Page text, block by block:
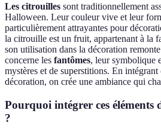
Les citrouilles sont traditionnellement
Halloween. Leur couleur vive et leur
particulièrement attrayantes pour
la citrouille est un fruit, appartenant à la
son utilisation dans la décoration
concerne les fantômes, leur symbolique
mystères et de superstitions. En intégrant
décoration, on crée une ambiance qui
Pourquoi intégrer ces éléments
?